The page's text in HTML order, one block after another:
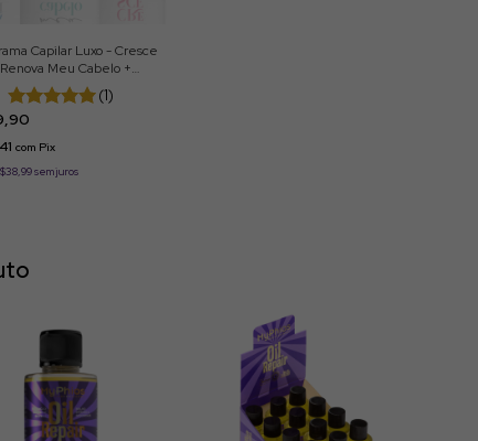
Capilar Luxo - Cresce
Meu Cabelo +
1kg
(1)
com Pix
sem juros